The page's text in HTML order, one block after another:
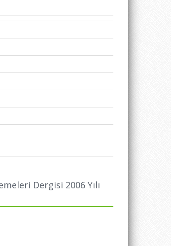
Dergisi 2006 Yılı